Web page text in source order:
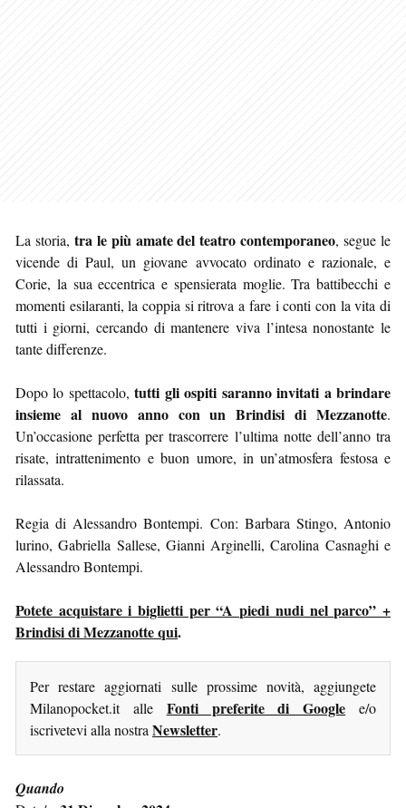
La storia, tra le più amate del teatro contemporaneo, segue le
vicende di Paul, un giovane avvocato ordinato e razionale, e
Corie, la sua eccentrica e spensierata moglie. Tra battibecchi e
momenti esilaranti, la coppia si ritrova a fare i conti con la vita di
tutti i giorni, cercando di mantenere viva l’intesa nonostante le
tante differenze.
Dopo lo spettacolo,tutti gli ospiti saranno invitati a brindare
insieme al nuovo anno con un Brindisi di Mezzanotte.
Un’occasione perfetta per trascorrere l’ultima notte dell’anno tra
risate, intrattenimento e buon umore, in un’atmosfera festosa e
rilassata.
Regia di Alessandro Bontempi. Con: Barbara Stingo, Antonio
lurino, Gabriella Sallese, Gianni Arginelli, Carolina Casnaghi e
Alessandro Bontempi.
Potete acquistare i biglietti per “A piedi nudi nel parco” +
Brindisi di Mezzanotte qui.
Per restare aggiornati sulle prossime novità, aggiungete
Milanopocket.it alle Fonti preferite di Google e/o
iscrivetevi alla nostra Newsletter.
Quando